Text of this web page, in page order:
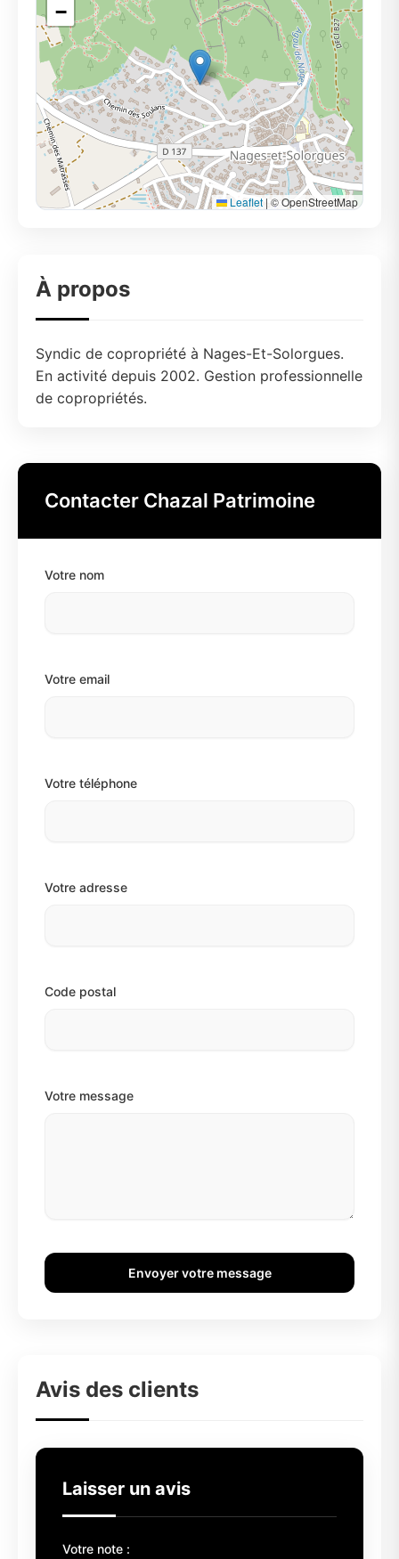
−
Leaflet | © OpenStreetMap
À propos
Syndic de copropriété à Nages-Et-Solorgues.
En activité depuis 2002. Gestion professionnelle
de copropriétés.
Contacter Chazal Patrimoine
Votre nom
Votre email
Votre téléphone
Votre adresse
Code postal
Votre message
Envoyer votre message
Avis des clients
Laisser un avis
Votre note :